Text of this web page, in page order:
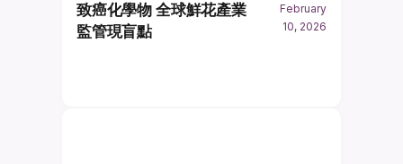
致癌化學物 全球鮮花產業
監管現盲點
February
10, 2026